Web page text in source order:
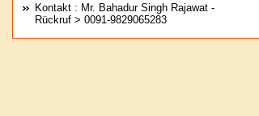
Kontakt : Mr. Bahadur Singh Rajawat -
Rückruf > 0091-9829065283